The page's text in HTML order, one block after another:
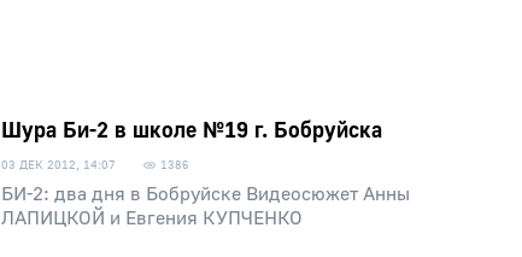
Шура Би-2 в школе №19 г. Бобруйска
03 ДЕК 2012, 14:07 1386
БИ-2: два дня в Бобруйске Видеосюжет Анны
ЛАПИЦКОЙ и Евгения КУПЧЕНКО